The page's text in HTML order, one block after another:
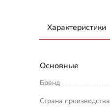
Характеристики
Основные
Бренд
Страна производства